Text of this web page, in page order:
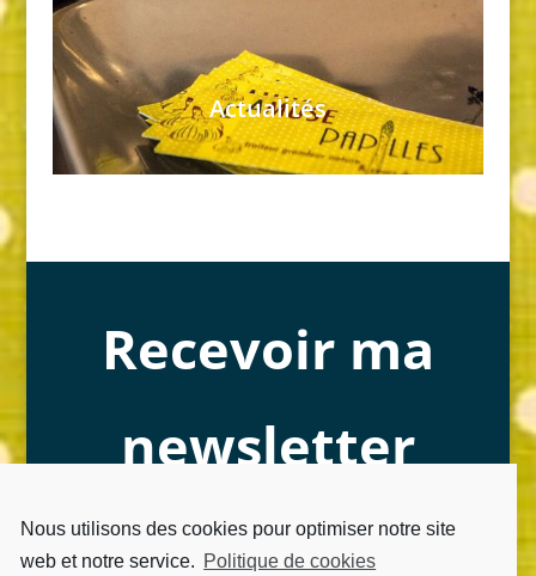
Nous utilisons des cookies pour optimiser notre site
web et notre service. Politique de cookies
Actualités
Recevoir ma
newsletter
Merci de laisser votre email